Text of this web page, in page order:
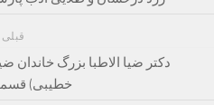
قبلی
دکتر ضیا الاطبا بزرگ خاندان
خطیبی)